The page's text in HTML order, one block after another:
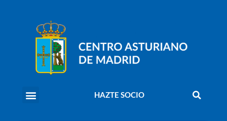
HAZTE SOCIO